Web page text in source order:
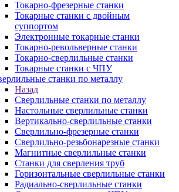
Токарно-фрезерные станки
Токарные станки с двойным
суппортом
Электронные токарные станки
Токарно-револьверные станки
Токарно-сверлильные станки
Токарные станки с ЧПУ
станки по металлу
Назад
Сверлильные станки по металлу
Настольные сверлильные станки
Вертикально-сверлильные станки
Сверлильно-фрезерные станки
Сверлильно-резьбонарезные станки
Магнитные сверлильные станки
Станки для сверления труб
Горизонтальные сверлильные станки
Радиально-сверлильные станки